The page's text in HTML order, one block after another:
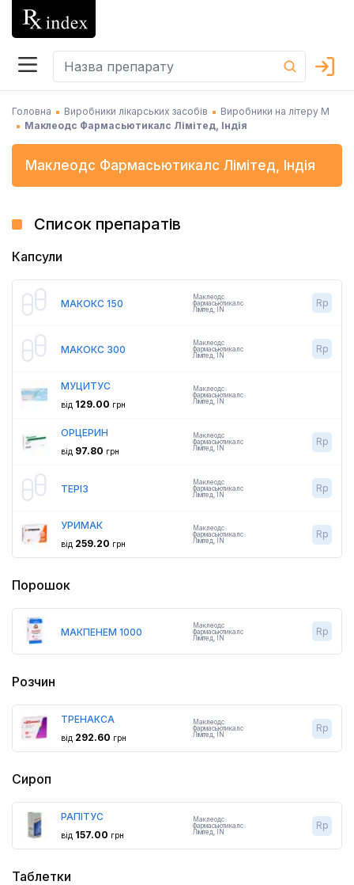
Головна Виробники лікарських засобів
Виробники на літеру М
Маклеодс Фармасьютикалс Лімітед, Індія
Маклеодс Фармасьютикалс Лімітед, Індія
Список препаратів
Капсули
МАКОКС 150
Маклеодс
Фармасьютикалс
Лімітед
IN
Rp
МАКОКС 300
Маклеодс
Фармасьютикалс
Лімітед
IN
Rp
МУЦИТУС
від 129.00 грн
Маклеодс
Фармасьютикалс
Лімітед, IN
ОРЦЕРИН
від 97.80 грн
Маклеодс
Фармасьютикалс
Лімітед, IN
Rp
ТЕРІЗ
Маклеодс
Фармасьютикалс
Лімітед
IN
Rp
УРИМАК
від 259.20 грн
Маклеодс
Фармасьютикалс
Лімітед, IN
Rp
Порошок
МАКПЕНЕМ 1000
Маклеодс
Фармасьютикалс
Лімітед
IN
Rp
Розчин
ТРЕНАКСА
від 292.60 грн
Маклеодс
Фармасьютикалс
Лімітед, IN
Rp
Сироп
РАПІТУС
від 157.00 грн
Маклеодс
Фармасьютикалс
Лімітед, IN
Rp
Таблетки